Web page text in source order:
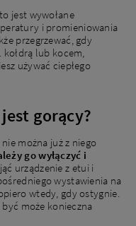
jest wywołane
i promieniowania
przegrzewać, gdy
lub kocem,
używać ciepłego
gorący?
można już z niego
go wyłączyć i
urządzenie z etui i
wystawienia na
wtedy, gdy ostygnie.
być może konieczna